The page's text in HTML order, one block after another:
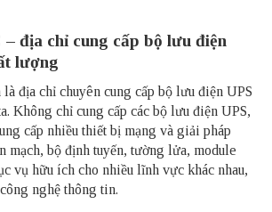
– địa chỉ cung cấp bộ lưu điện
lượng
địa chỉ chuyên cung cấp bộ lưu điện UPS
Không chỉ cung cấp các bộ lưu điện UPS,
cấp nhiều thiết bị mạng và giải pháp
mạch, bộ định tuyến, tường lửa, module
vụ hữu ích cho nhiều lĩnh vực khác nhau,
nghệ thông tin.